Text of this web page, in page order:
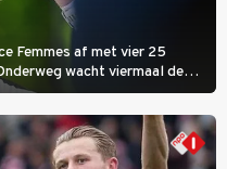
Femmes af met vier 25
wacht viermaal de
Promenade des Anglais krijgt